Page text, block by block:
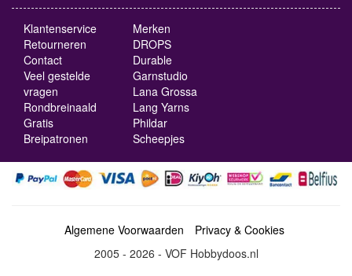
Klantenservice
Retourneren
Contact
Veel gestelde
vragen
Rondbreinaald
Gratis
Breipatronen
Merken
DROPS
Durable
Garnstudio
Lana Grossa
Lang Yarns
Phildar
Scheepjes
Algemene Voorwaarden
Privacy & Cookies
2005 - 2026 - VOF Hobbydoos.nl